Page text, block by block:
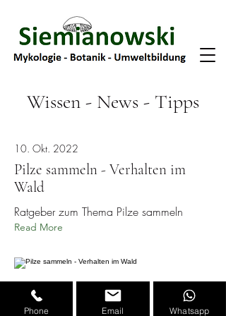
Wissen - News - Tipps
10. Okt. 2022
Pilze sammeln - Verhalten im
Wald
Ratgeber zum Thema Pilze sammeln
Read More
Phone Email Whatsapp